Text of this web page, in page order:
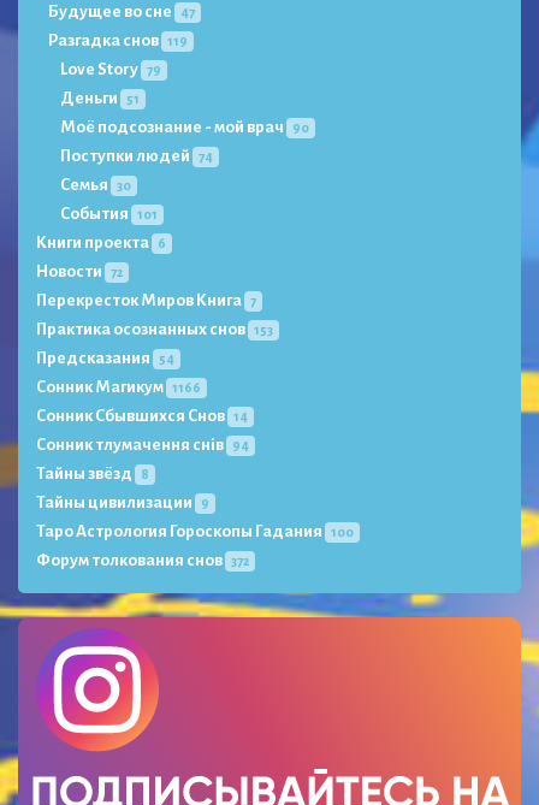
Будущее во сне 47
Разгадка снов 119
Love Story 79
Деньги 51
Моё подсознание - мой врач 90
Поступки людей 74
Семья 30
События 101
Книги проекта 6
Новости 72
Перекресток Миров Книга 7
Практика осознанных снов 153
Предсказания 54
Сонник Магикум 1166
Сонник Сбывшихся Снов 14
Сонник тлумачення снів 94
Тайны звёзд 8
Тайны цивилизации 9
Таро Астрология Гороскопы Гадания 100
Форум толкования снов 372